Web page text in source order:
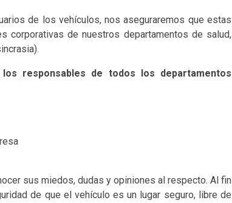
de los vehículos, nos aseguraremos que estas
corporativas de nuestros departamentos de salud,
responsables de todos los departamentos
sus miedos, dudas y opiniones al respecto. Al fin
de que el vehículo es un lugar seguro, libre de